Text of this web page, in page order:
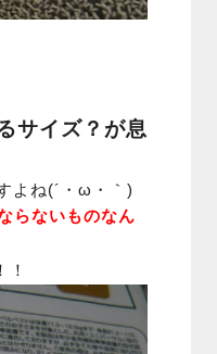
サイズ？が息
よね(´・ω・｀)
らないものなん